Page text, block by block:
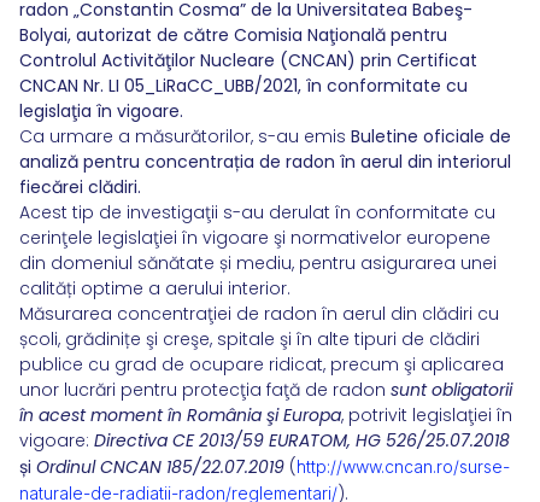
radon „Constantin Cosma” de la Universitatea Babeş-
Bolyai, autorizat de către Comisia Naţională pentru
Controlul Activităţilor Nucleare (CNCAN) prin Certificat
CNCAN Nr. LI 05_LiRaCC_UBB/2021, în conformitate cu
legislaţia în vigoare.
Ca urmare a măsurătorilor, s-au emis Buletine oficiale de
analiză pentru concentrația de radon în aerul din interiorul
fiecărei clădiri.
Acest tip de investigaţii s-au derulat în conformitate cu
cerinţele legislaţiei în vigoare şi normativelor europene
din domeniul sănătate și mediu, pentru asigurarea unei
calități optime a aerului interior.
Măsurarea concentraţiei de radon în aerul din clădiri cu
școli, grădinițe şi creşe, spitale şi în alte tipuri de clădiri
publice cu grad de ocupare ridicat, precum şi aplicarea
unor lucrări pentru protecţia faţă de radon sunt obligatorii
în acest moment în România şi Europa, potrivit legislaţiei în
vigoare: Directiva CE 2013/59 EURATOM, HG 526/25.07.2018
și Ordinul CNCAN 185/22.07.2019 (http://www.cncan.ro/surse-
naturale-de-radiatii-radon/reglementari/).